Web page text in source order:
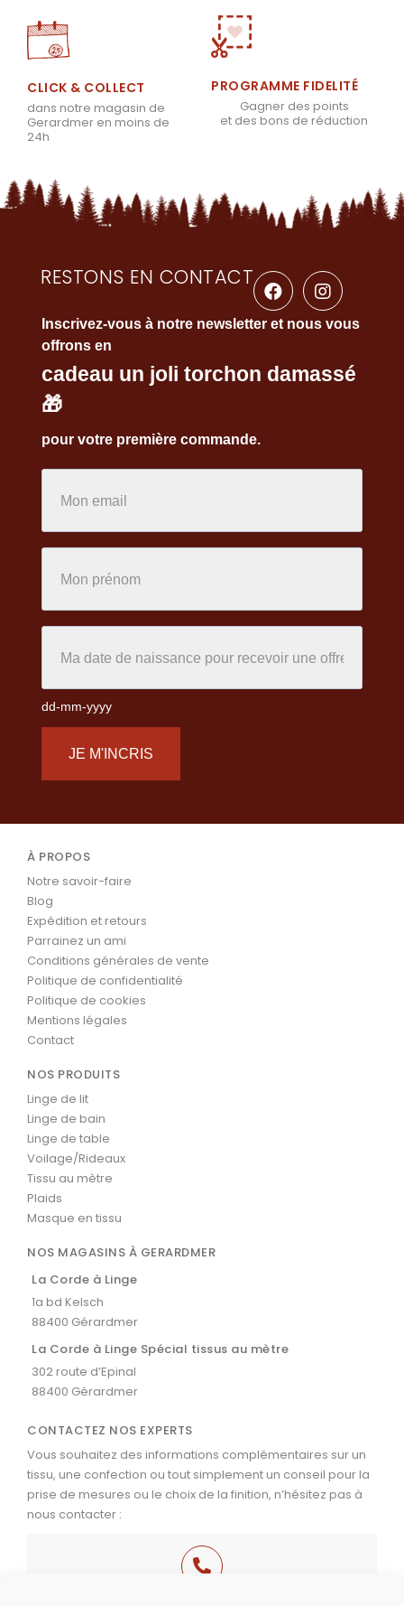
CLICK & COLLECT
dans notre magasin de
Gerardmer en moins de
24h
PROGRAMME FIDELITÉ
Gagner des points
et des bons de réduction
RESTONS EN CONTACT
Inscrivez-vous à notre newsletter et nous vous
offrons en
cadeau un joli torchon damassé
🎁
pour votre première commande.
dd-mm-yyyy
JE M'INCRIS
À PROPOS
Notre savoir-faire
Blog
Expédition et retours
Parrainez un ami
Conditions générales de vente
Politique de confidentialité
Politique de cookies
Mentions légales
Contact
NOS PRODUITS
Linge de lit
Linge de bain
Linge de table
Voilage/Rideaux
Tissu au mètre
Plaids
Masque en tissu
NOS MAGASINS À GERARDMER
La Corde à Linge
1a bd Kelsch
88400 Gérardmer
La Corde à Linge Spécial tissus au mètre
302 route d’Epinal
88400 Gérardmer
CONTACTEZ NOS EXPERTS
Vous souhaitez des informations complémentaires sur un
tissu, une confection ou tout simplement un conseil pour la
prise de mesures ou le choix de la finition, n’hésitez pas à
nous contacter :